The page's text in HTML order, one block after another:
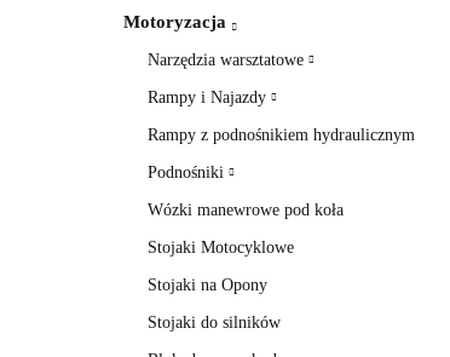
Motoryzacja
Narzędzia warsztatowe
Rampy i Najazdy
Rampy z podnośnikiem hydraulicznym
Podnośniki
Wózki manewrowe pod koła
Stojaki Motocyklowe
Stojaki na Opony
Stojaki do silników